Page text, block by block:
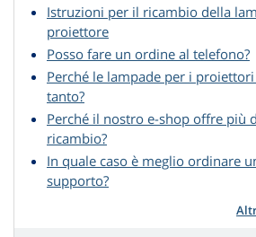
Istruzioni per il ricambio della
proiettore
Posso fare un ordine al telefono?
Perché le lampade per i
tanto?
Perché il nostro e-shop offre più
ricambio?
In quale caso è meglio ordinare
supporto?